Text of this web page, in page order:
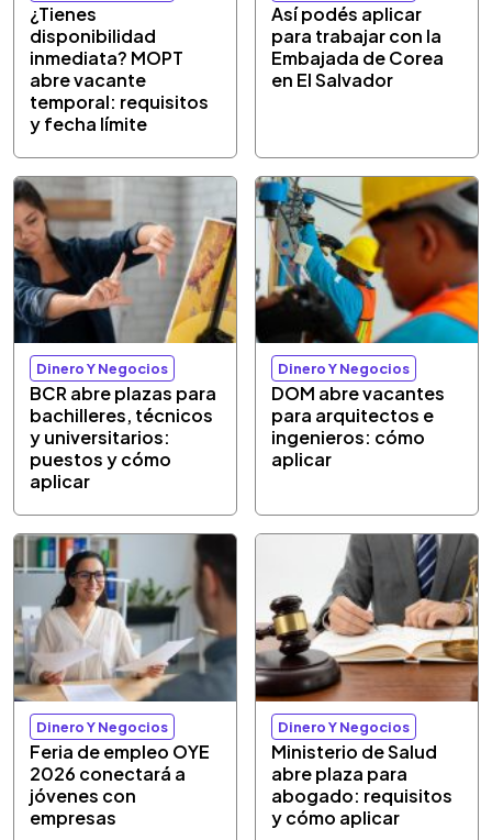
¿Tienes
disponibilidad
inmediata? MOPT
abre vacante
temporal: requisitos
y fecha límite
Así podés aplicar
para trabajar con la
Embajada de Corea
en El Salvador
Dinero Y Negocios
BCR abre plazas para
bachilleres, técnicos
y universitarios:
puestos y cómo
aplicar
Dinero Y Negocios
DOM abre vacantes
para arquitectos e
ingenieros: cómo
aplicar
Dinero Y Negocios
Feria de empleo OYE
2026 conectará a
jóvenes con
empresas
Dinero Y Negocios
Ministerio de Salud
abre plaza para
abogado: requisitos
y cómo aplicar